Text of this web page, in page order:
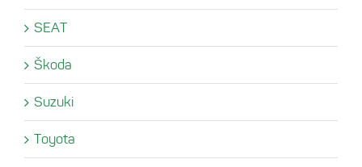
SEAT
Škoda
Suzuki
Toyota